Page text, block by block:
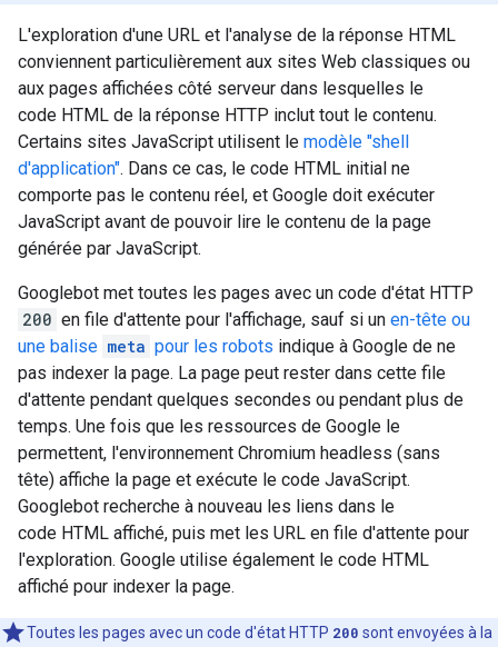
L'exploration d'une URL et l'analyse de la réponse HTML
conviennent particulièrement aux sites Web classiques ou
aux pages affichées côté serveur dans lesquelles le
code HTML de la réponse HTTP inclut tout le contenu.
Certains sites JavaScript utilisent le modèle "shell
d'application". Dans ce cas, le code HTML initial ne
comporte pas le contenu réel, et Google doit exécuter
JavaScript avant de pouvoir lire le contenu de la page
générée par JavaScript.
Googlebot met toutes les pages avec un code d'état HTTP
200 en file d'attente pour l'affichage, sauf si un en-tête ou
une balise meta pour les robots indique à Google de ne
pas indexer la page. La page peut rester dans cette file
d'attente pendant quelques secondes ou pendant plus de
temps. Une fois que les ressources de Google le
permettent, l'environnement Chromium headless (sans
tête) affiche la page et exécute le code JavaScript.
Googlebot recherche à nouveau les liens dans le
code HTML affiché, puis met les URL en file d'attente pour
l'exploration. Google utilise également le code HTML
affiché pour indexer la page.
Toutes les pages avec un code d'état HTTP 200 sont envoyées à la